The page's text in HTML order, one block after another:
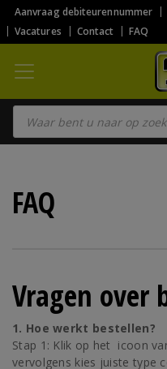
Aanvraag debiteurennummer
Vacatures
Contact FAQ
Producten zoeken
FAQ
Vragen over
1. Hoe werkt bestellen?
Stap 1: Klik op het ‌ icoon
vervolgens kies juiste type